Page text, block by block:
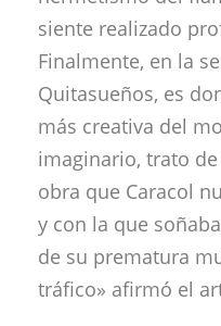
siente realizado
Finalmente, en la
Quitasueños, es
más creativa del
imaginario, trato
obra que Caracol
y con la que
de su prematura
tráfico» afirmó el